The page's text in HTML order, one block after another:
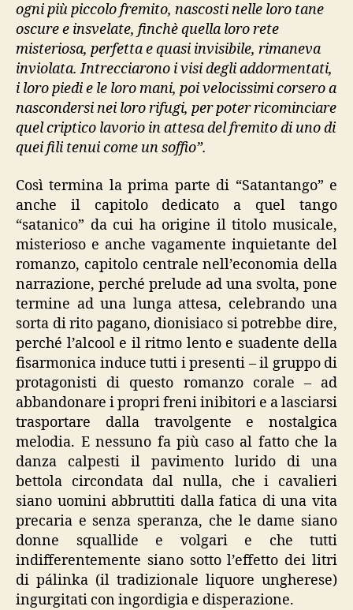
ogni più piccolo fremito, nascosti nelle loro tane
oscure e insvelate, finchè quella loro rete
misteriosa, perfetta e quasi invisibile, rimaneva
inviolata. Intrecciarono i visi degli addormentati,
i loro piedi e le loro mani, poi velocissimi corsero a
nascondersi nei loro rifugi, per poter ricominciare
quel criptico lavorio in attesa del fremito di uno di
quei fili tenui come un soffio”.
Così termina la prima parte di “Satantango” e
anche il capitolo dedicato a quel tango
“satanico” da cui ha origine il titolo musicale,
misterioso e anche vagamente inquietante del
romanzo, capitolo centrale nell’economia della
narrazione, perché prelude ad una svolta, pone
termine ad una lunga attesa, celebrando una
sorta di rito pagano, dionisiaco si potrebbe dire,
perché l’alcool e il ritmo lento e suadente della
fisarmonica induce tutti i presenti – il gruppo di
protagonisti di questo romanzo corale – ad
abbandonare i propri freni inibitori e a lasciarsi
trasportare dalla travolgente e nostalgica
melodia. E nessuno fa più caso al fatto che la
danza calpesti il pavimento lurido di una
bettola circondata dal nulla, che i cavalieri
siano uomini abbruttiti dalla fatica di una vita
precaria e senza speranza, che le dame siano
donne squallide e volgari e che tutti
indifferentemente siano sotto l’effetto dei litri
di pálinka (il tradizionale liquore ungherese)
ingurgitati con ingordigia e disperazione.